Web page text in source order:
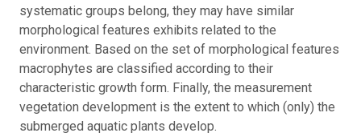
systematic groups belong, they may have similar
morphological features exhibits related to the
environment. Based on the set of morphological features
macrophytes are classified according to their
characteristic growth form. Finally, the measurement
vegetation development is the extent to which (only) the
submerged aquatic plants develop.